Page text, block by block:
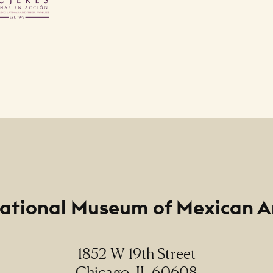
Museum of Mexican
1852 W 19th Street